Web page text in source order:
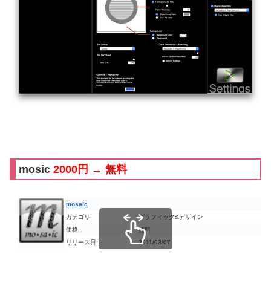
mosic 2000円 → 無料
mosaic
カテゴリ:
グラフィック&デザイン
価格:
無料
リリース日:
2011/03/07